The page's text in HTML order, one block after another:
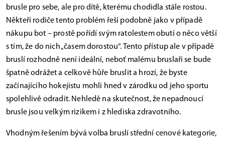
brusle pro sebe, ale pro dítě, kterému chodidla stále rostou.
Někteří rodiče tento problém řeší podobně jako v případě
nákupu bot – prostě pořídí svým ratolestem obutí o něco větší
s tím, že do nich „časem dorostou“. Tento přístup ale v případě
bruslí rozhodně není ideální, neboť malému bruslaři se bude
špatně odrážet a celkově hůře bruslit a hrozí, že byste
začínajícího hokejistu mohli hned v zárodku od jeho sportu
spolehlivě odradit. Nehledě na skutečnost, že nepadnoucí
brusle jsou velkým rizikem i z hlediska zdravotního.
Vhodným řešením bývá volba bruslí střední cenové kategorie,